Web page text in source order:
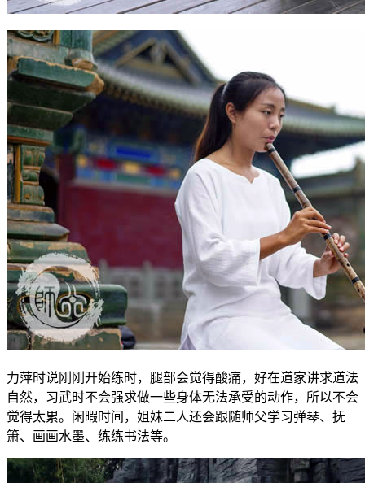
力萍时说刚刚开始练时，腿部会觉得酸痛，好在道家讲求道法
自然，习武时不会强求做一些身体无法承受的动作，所以不会
觉得太累。闲暇时间，姐妹二人还会跟随师父学习弹琴、抚
箫、画画水墨、练练书法等。